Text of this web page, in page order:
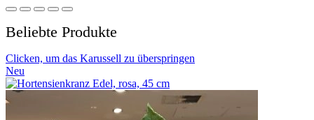
Beliebte Produkte
Clicken, um das Karussell zu überspringen
Neu